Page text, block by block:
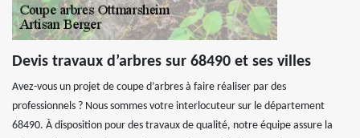
Devis travaux d’arbres sur 68490 et ses villes
Avez-vous un projet de coupe d’arbres à faire réaliser par des
professionnels ? Nous sommes votre interlocuteur sur le département
68490. À disposition pour des travaux de qualité, notre équipe assure la